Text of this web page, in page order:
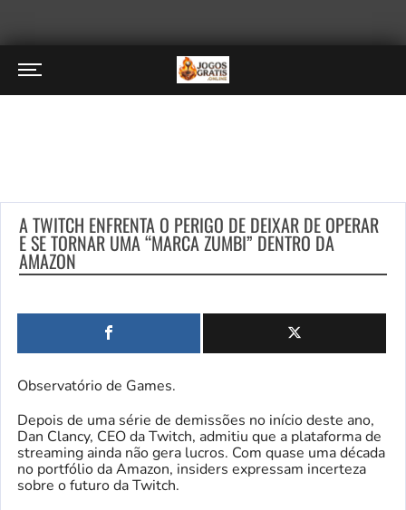
A TWITCH ENFRENTA O PERIGO DE DEIXAR DE OPERAR
E SE TORNAR UMA “MARCA ZUMBI” DENTRO DA
AMAZON
Observatório de Games.
Depois de uma série de demissões no início deste ano,
Dan Clancy, CEO da Twitch, admitiu que a plataforma de
streaming ainda não gera lucros. Com quase uma década
no portfólio da Amazon, insiders expressam incerteza
sobre o futuro da Twitch.